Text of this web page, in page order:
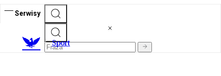
Serwisy
Sport